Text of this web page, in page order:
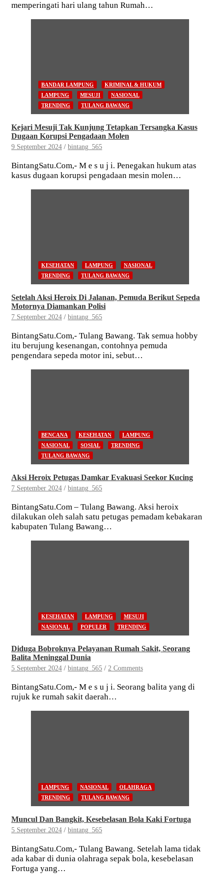
memperingati hari ulang tahun Rumah…
BANDAR LAMPUNG
KRIMINAL & HUKUM
LAMPUNG
MESUJI
NASIONAL
TRENDING
TULANG BAWANG
Kejari Mesuji Tak Kunjung Tetapkan Tersangka Kasus
Dugaan Korupsi Pengadaan Molen
9 September 2024 bintang_565
BintangSatu.Com,- M e s u j i. Penegakan hukum atas
kasus dugaan korupsi pengadaan mesin molen…
KESEHATAN LAMPUNG
NASIONAL
TRENDING
TULANG BAWANG
Setelah Aksi Heroix Di Jalanan, Pemuda Berikut Sepeda
Motornya Diamankan Polisi
7 September 2024 bintang_565
BintangSatu.Com,- Tulang Bawang. Tak semua hobby
itu berujung kesenangan, contohnya pemuda
pengendara sepeda motor ini, sebut…
BENCANA KESEHATAN
LAMPUNG
NASIONAL
SOSIAL
TRENDING
TULANG BAWANG
Aksi Heroix Petugas Damkar Evakuasi Seekor Kucing
7 September 2024 bintang_565
BintangSatu.Com – Tulang Bawang. Aksi heroix
dilakukan oleh salah satu petugas pemadam kebakaran
kabupaten Tulang Bawang…
KESEHATAN LAMPUNG
MESUJI
NASIONAL
POPULER TRENDING
Diduga Bobroknya Pelayanan Rumah Sakit, Seorang
Balita Meninggal Dunia
5 September 2024 bintang_565 2 Comments
BintangSatu.Com,- M e s u j i. Seorang balita yang di
rujuk ke rumah sakit daerah…
LAMPUNG NASIONAL
OLAHRAGA
TRENDING
TULANG BAWANG
Muncul Dan Bangkit, Kesebelasan Bola Kaki Fortuga
5 September 2024 bintang_565
BintangSatu.Com,- Tulang Bawang. Setelah lama tidak
ada kabar di dunia olahraga sepak bola, kesebelasan
Fortuga yang…